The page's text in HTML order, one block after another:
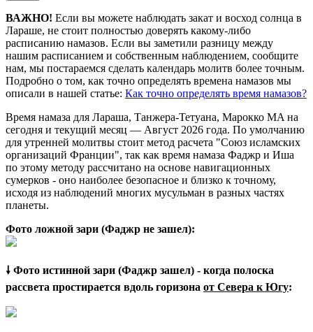
ВАЖНО! Если вы можете наблюдать закат и восход солнца в
Лараше, не стоит полностью доверять какому-либо
расписанию намазов. Если вы заметили разницу между
нашим расписанием и собственным наблюдением, сообщите
нам, мы постараемся сделать календарь молитв более точным.
Подробно о том, как точно определять времена намазов мы
описали в нашей статье: Как точно определять время намазов?
Время намаза для Лараша, Танжера-Тетуана, Марокко MAна
сегодня и текущий месяц — Август 2026 года. По умолчанию
для утренней молитвы стоит метод расчета "Союз исламских
организаций Франции", так как время намаза Фаджр и Иша
по этому методу рассчитано на основе навигационных
сумерков - оно наиболее безопасное и близко к точному,
исходя из наблюдений многих мусульман в разных частях
планеты.
Фото ложной зари (Фаджр не зашел):
🠗 Фото истинной зари (Фаджр зашел) - когда полоска
рассвета простирается вдоль горизона от Севера к Югу: